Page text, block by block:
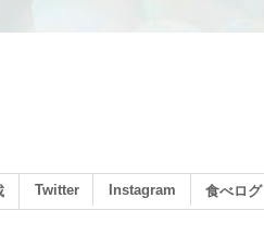
Twitter Instagram 食べログ